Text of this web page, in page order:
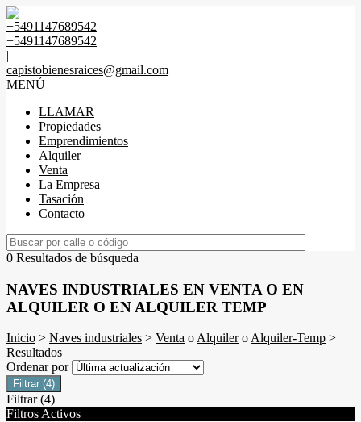
+5491147689542
+5491147689542
|
capistobienesraices@gmail.com
MENÚ
LLAMAR
Propiedades
Emprendimientos
Alquiler
Venta
La Empresa
Tasación
Contacto
0 Resultados de búsqueda
NAVES INDUSTRIALES EN VENTA O EN
ALQUILER O EN ALQUILER TEMP
Inicio > Naves industriales > Venta oAlquileroAlquiler-Temp >
Resultados
Ordenar por
Filtrar (4)
Filtrar (4)
Filtros Activos